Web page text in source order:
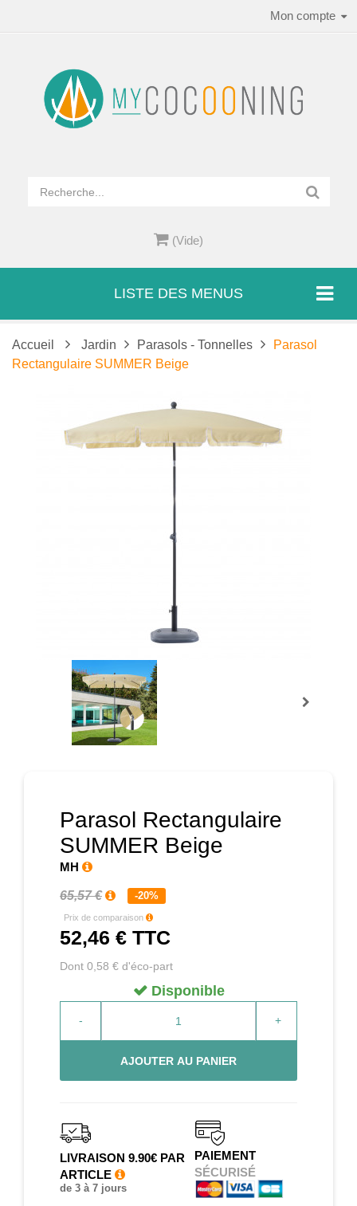
Mon compte
(Vide)
LISTE DES MENUS
Accueil Jardin Parasols - Tonnelles
Parasol
Rectangulaire SUMMER Beige
Parasol Rectangulaire
SUMMER Beige
MH
65,57 € -20%
Prix de comparaison
52,46 € TTC
Dont 0,58 € d'éco-part
Disponible
- +
AJOUTER AU PANIER
LIVRAISON 9.90€ PAR
ARTICLE
de 3 à 7 jours
PAIEMENT
SÉCURISÉ